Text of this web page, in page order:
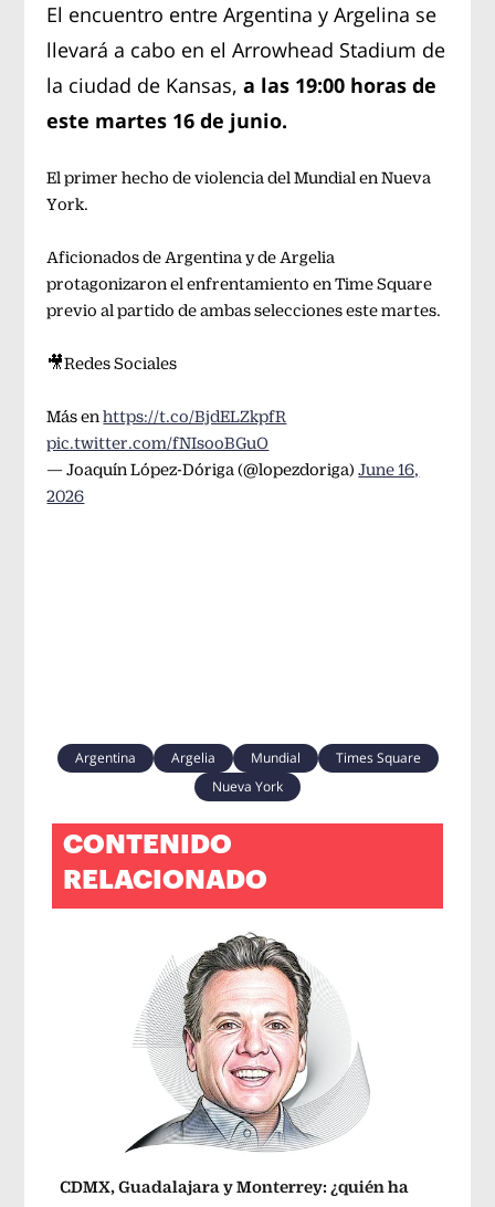
El encuentro entre Argentina y Argelina se
llevará a cabo en el Arrowhead Stadium de
la ciudad de Kansas, a las 19:00 horas de
este martes 16 de junio.
El primer hecho de violencia del Mundial en Nueva
York.
Aficionados de Argentina y de Argelia
protagonizaron el enfrentamiento en Time Square
previo al partido de ambas selecciones este martes.
🎥Redes Sociales
Más enhttps://t.co/BjdELZkpfR
pic.twitter.com/fNIsooBGuO
— Joaquín López-Dóriga (@lopezdoriga)June 16,
2026
Argentina Argelia Mundial
Times Square
Nueva York
CONTENIDO
RELACIONADO
CDMX, Guadalajara y Monterrey: ¿quién ha